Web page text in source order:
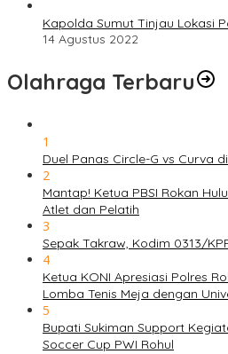
Kapolda Sumut Tinjau Lokasi
14 Agustus 2022
Olahraga Terbaru
1
Duel Panas Circle-G vs Curva
2
Mantap! Ketua PBSI Rokan
Atlet dan Pelatih
3
Sepak Takraw, Kodim 0313/
4
Ketua KONI Apresiasi Polres
Lomba Tenis Meja dengan
5
Bupati Sukiman Support
Soccer Cup PWI Rohul